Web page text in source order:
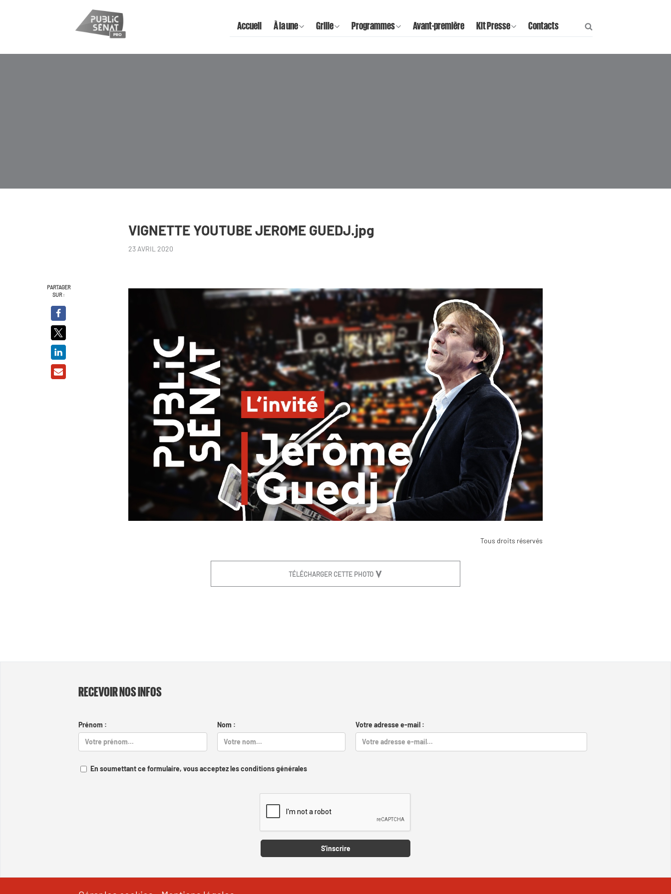
Accueil À la une Grille Programmes Avant-première Kit Presse Contacts
VIGNETTE YOUTUBE JEROME GUEDJ.jpg
23 AVRIL 2020
PARTAGER
SUR :
Tous droits réservés
TÉLÉCHARGER CETTE PHOTO
RECEVOIR NOS INFOS
Prénom : Nom : Votre adresse e-mail :
En soumettant ce formulaire, vous acceptez les conditions générales
S'inscrire